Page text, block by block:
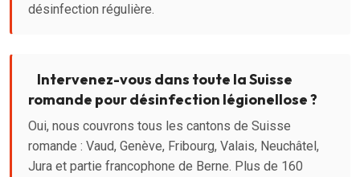
désinfection régulière.
Intervenez-vous dans toute la Suisse
romande pour désinfection légionellose ?
Oui, nous couvrons tous les cantons de Suisse
romande : Vaud, Genève, Fribourg, Valais, Neuchâtel,
Jura et partie francophone de Berne. Plus de 160